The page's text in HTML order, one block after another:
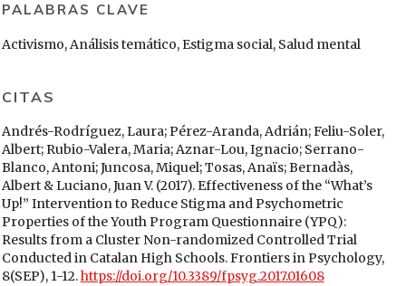
PALABRAS CLAVE
Activismo, Análisis temático, Estigma social, Salud mental
CITAS
Andrés-Rodríguez, Laura; Pérez-Aranda, Adrián; Feliu-Soler,
Albert; Rubio-Valera, Maria; Aznar-Lou, Ignacio; Serrano-
Blanco, Antoni; Juncosa, Miquel; Tosas, Anaïs; Bernadàs,
Albert & Luciano, Juan V. (2017). Effectiveness of the “What’s
Up!” Intervention to Reduce Stigma and Psychometric
Properties of the Youth Program Questionnaire (YPQ):
Results from a Cluster Non-randomized Controlled Trial
Conducted in Catalan High Schools. Frontiers in Psychology,
8(SEP), 1-12.https://doi.org/10.3389/fpsyg.2017.01608